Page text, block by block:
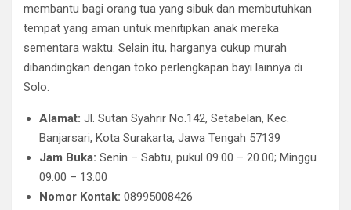
membantu bagi orang tua yang sibuk dan membutuhkan
tempat yang aman untuk menitipkan anak mereka
sementara waktu. Selain itu, harganya cukup murah
dibandingkan dengan toko perlengkapan bayi lainnya di
Solo.
Alamat: Jl. Sutan Syahrir No.142, Setabelan, Kec.
Banjarsari, Kota Surakarta, Jawa Tengah 57139
Jam Buka: Senin – Sabtu, pukul 09.00 – 20.00; Minggu
09.00 – 13.00
Nomor Kontak: 08995008426